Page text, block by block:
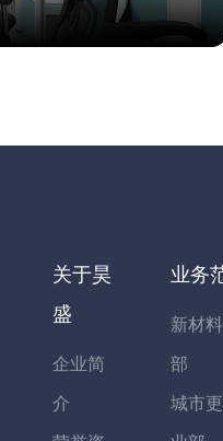
关于昊
盛
企业简
介
业务
新材
部
城市